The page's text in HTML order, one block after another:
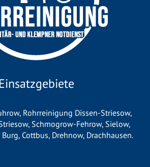
Einsatzgebiete
, Rohrreinigung Dissen-Striesow,
, Schmogrow-Fehrow, Sielow,
Burg, Cottbus, Drehnow, Drachhausen.